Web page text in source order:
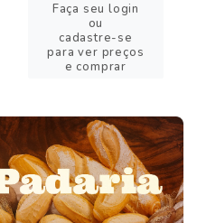
Faça seu login
ou
cadastre-se
para ver preços
e comprar